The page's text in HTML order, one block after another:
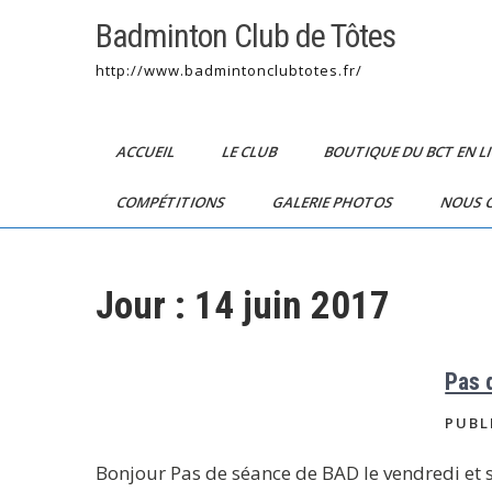
Badminton Club de Tôtes
http://www.badmintonclubtotes.fr/
ACCUEIL LE CLUB BOUTIQUE DU BCT EN
COMPÉTITIONS GALERIE PHOTOS NOUS
Jour : 14 juin 2017
Pas
Bonjour Pas de séance de BAD le vendredi